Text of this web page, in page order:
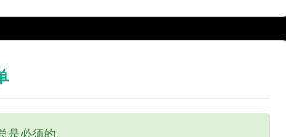
是必须的。